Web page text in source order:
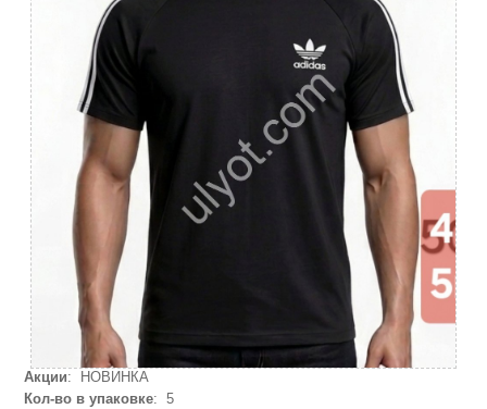
Акции: НОВИНКА
Кол-во в упаковке: 5